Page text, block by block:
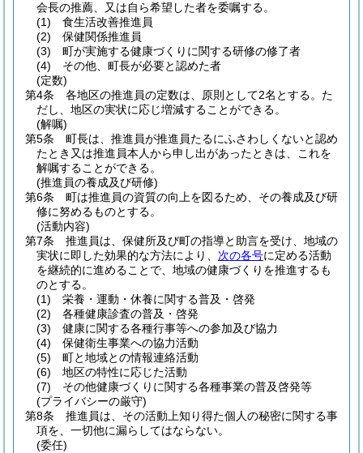
会長の推薦、又は自ら希望した者を委嘱する。
(1)
食生活改善推進員
(2)
保健関係推進員
(3)
町が実施する健康づくりに関する研修の修了者
(4)
その他、町長が必要と認めた者
(定数)
第4条
各地区の推進員の定数は、原則として2名とする。 た
だし、地区の実状に応じ増減することができる。
(解嘱)
第5条
町長は、推進員が推進員たるにふさわしくないと認め
たとき又は推進員本人から申し出があったときは、これを
解嘱することができる。
(推進員の養成及び研修)
第6条
町は推進員の資質の向上を図るため、その養成及び研
修に努めるものとする。
(活動内容)
第7条
推進員は、保健所及び町の指導と助言を受け、地域の
実状に即した効果的な方法により、 次の各号に定める活動
を継続的に進めることで、地域の健康づくりを推進するも
のとする。
(1)
栄養・運動・休養に関する普及・啓発
(2)
各種健康診査の普及・啓発
(3)
健康に関する各種行事等への参加及び協力
(4)
保健衛生事業への協力活動
(5)
町と地域との情報連絡活動
(6)
地区の特性に応じた活動
(7)
その他健康づくりに関する各種事業の普及啓発等
(プライバシーの厳守)
第8条
推進員は、その活動上知り得た個人の秘密に関する事
項を、一切他に漏らしてはならない。
(委任)